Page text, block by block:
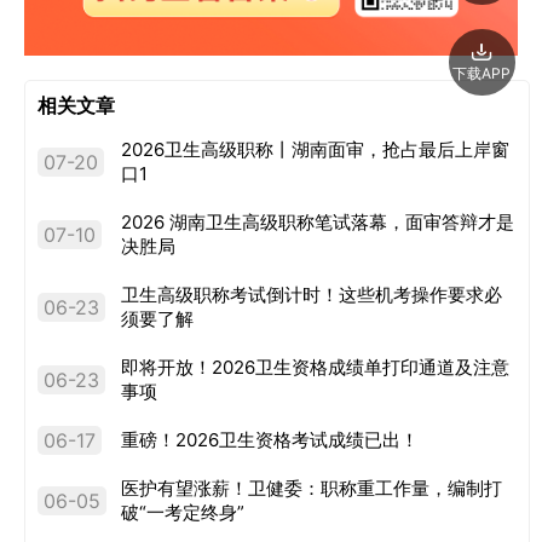
下载APP
相关文章
07-20
2026卫生高级职称丨湖南面审，抢占最后上岸窗
口1
07-10
2026 湖南卫生高级职称笔试落幕，面审答辩才是
决胜局
06-23
卫生高级职称考试倒计时！这些机考操作要求必
须要了解
06-23
即将开放！2026卫生资格成绩单打印通道及注意
事项
06-17 重磅！2026卫生资格考试成绩已出！
06-05
医护有望涨薪！卫健委：职称重工作量，编制打
破“一考定终身”